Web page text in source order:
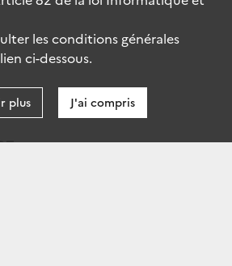
les conditions générales
ci-dessous.
plus J'ai compris